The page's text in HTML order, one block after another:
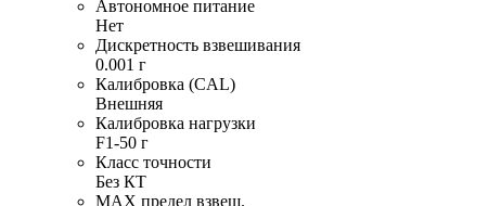
Автономное питание
Нет
Дискретность взвешивания
0.001 г
Калибровка (CAL)
Внешняя
Калибровка нагрузки
F1-50 г
Класс точности
Без КТ
MAX предел взвеш.